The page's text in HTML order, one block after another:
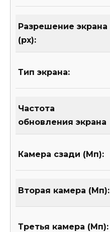
Разрешение экрана
(px):
Тип экрана:
Частота
обновления экрана
Камера сзади (Мп):
Вторая камера (Мп):
Третья камера (Мп):